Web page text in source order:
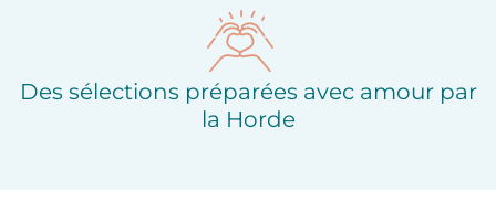
Des sélections préparées avec amour par
la Horde